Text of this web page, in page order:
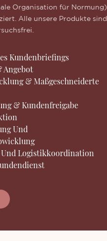
Organisation für Normung)
Alle unsere Produkte sind
Kundenbriefings
Angebot
& Maßgeschneiderte
& Kundenfreigabe
Und
Und Logistikkoordination